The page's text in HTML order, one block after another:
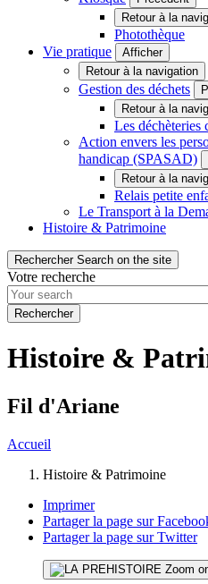
Retour à la
Photothèque
Vie pratique
Afficher
Retour à la navigation
Gestion des déchets
Retour à la
Les déchèteries
Action envers les
handicap (SPASAD)
Retour à la
Relais petite
Le Transport à la
Histoire & Patrimoine
Rechercher Search on the site
Votre recherche
Histoire &
Fil d'Ariane
Accueil
Histoire & Patrimoine
Imprimer
Partager la page sur
Partager la page sur Twitter
Zoom